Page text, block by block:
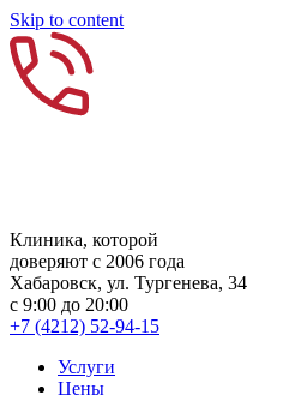
Skip to content
Клиника, которой
доверяют с 2006 года
Хабаровск, ул. Тургенева, 34
с 9:00 до 20:00
+7 (4212) 52-94-15
Услуги
Цены